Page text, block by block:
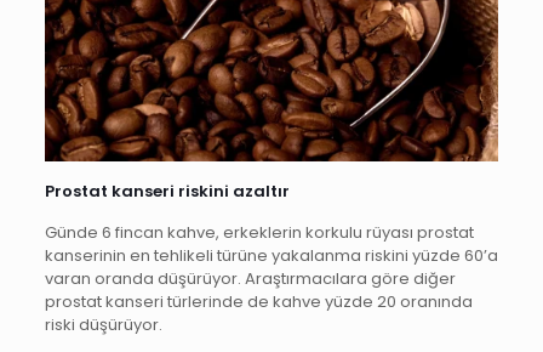
Prostat kanseri riskini azaltır
Günde 6 fincan kahve, erkeklerin korkulu rüyası prostat
kanserinin en tehlikeli türüne yakalanma riskini yüzde 60’a
varan oranda düşürüyor. Araştırmacılara göre diğer
prostat kanseri türlerinde de kahve yüzde 20 oranında
riski düşürüyor.